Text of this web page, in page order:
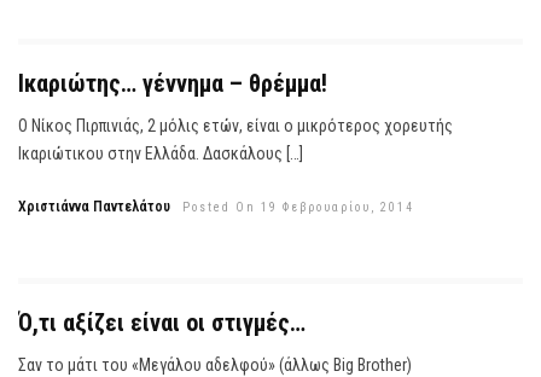
Ικαριώτης… γέννημα – θρέμμα!
Ο Νίκος Πιρπινιάς, 2 μόλις ετών, είναι ο μικρότερος χορευτής
Ικαριώτικου στην Ελλάδα. Δασκάλους […]
Χριστιάννα Παντελάτου Posted On 19 Φεβρουαρίου, 2014
Ό,τι αξίζει είναι οι στιγμές…
Σαν το μάτι του «Μεγάλου αδελφού» (άλλως Big Brother)